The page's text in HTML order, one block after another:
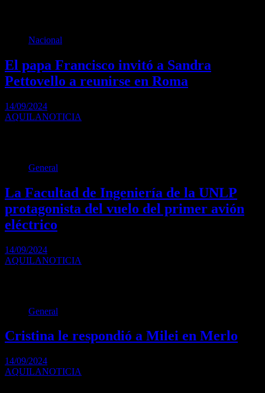
Nacional
El papa Francisco invitó a Sandra
Pettovello a reunirse en Roma
14/09/2024
AQUILANOTICIA
General
La Facultad de Ingeniería de la UNLP
protagonista del vuelo del primer avión
eléctrico
14/09/2024
AQUILANOTICIA
General
Cristina le respondió a Milei en Merlo
14/09/2024
AQUILANOTICIA